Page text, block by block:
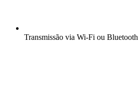
Transmissão via Wi-Fi ou Bluetooth